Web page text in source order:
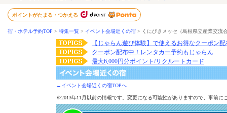
ポイントがたまる・つかえる
宿・ホテル予約TOP > 特集一覧 > イベント会場近くの宿 > くにびきメッセ（島根県立産業交流
【じゃらん遊び体験】で使えるお得なクーポン
クーポン配布中！レンタカー予約もじゃらん
最大6,000円分ポイント/リクルートカード
←イベント会場近くの宿TOPへ
※2013年11月以前の情報です。変更になる可能性がありますので、事前に